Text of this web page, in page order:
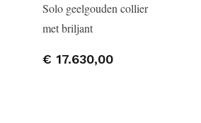
Solo geelgouden collier
met briljant
€ 17.630,00